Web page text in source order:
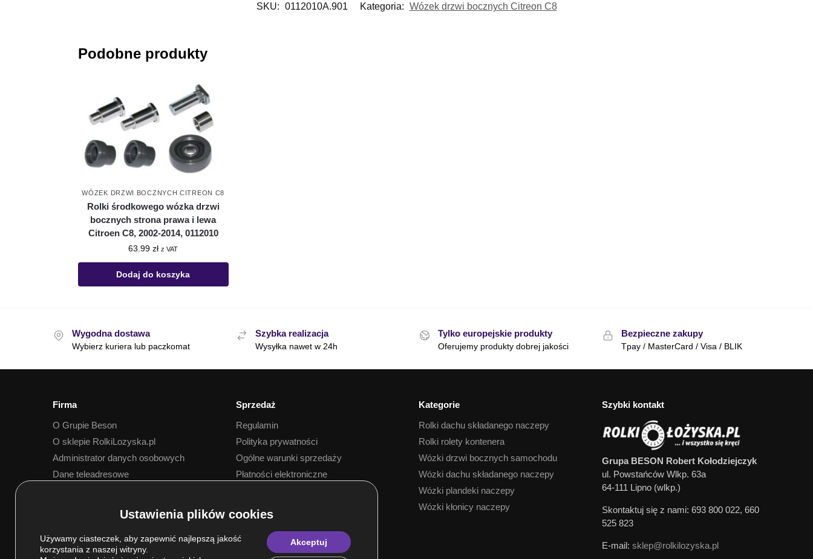
SKU: 0112010A.901 Kategoria: Wózek drzwi bocznych Citreon C8
Podobne produkty
WÓZEK DRZWI BOCZNYCH CITREON C8
Rolki środkowego wózka drzwi
bocznych strona prawa i lewa
Citroen C8, 2002-2014, 0112010
63.99zł z VAT
Dodaj do koszyka
Wygodna dostawa
Wybierz kuriera lub paczkomat
Szybka realizacja
Wysyłka nawet w 24h
Tylko europejskie produkty
Oferujemy produkty dobrej jakości
Bezpieczne zakupy
Tpay / MasterCard / Visa / BLIK
Firma
O Grupie Beson
O sklepie RolkiLozyska.pl
Administrator danych osobowych
Dane teleadresowe
Sprzedaż
Regulamin
Polityka prywatności
Ogólne warunki sprzedaży
Płatności elektroniczne
Kategorie
Rolki dachu składanego naczepy
Rolki rolety kontenera
Wózki drzwi bocznych samochodu
Wózki dachu składanego naczepy
Wózki plandeki naczepy
Wózki kłonicy naczepy
Szybki kontakt
Grupa BESON Robert Kołodziejczyk
ul. Powstańców Wlkp. 63a
64-111 Lipno (wlkp.)
Skontaktuj się z nami: 693 800 022, 660
525 823
E-mail: sklep@rolkilozyska.pl
Używamy ciasteczek, aby zapewnić najlepszą jakość
korzystania z naszej witryny.
Akceptuj